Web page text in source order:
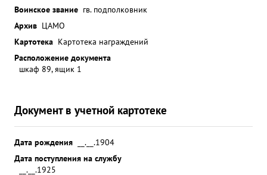
Воинское звание гв. подполковник
Архив ЦАМО
Картотека Картотека награждений
Расположение документа
шкаф 89, ящик 1
Документ в учетной картотеке
Дата рождения
__.__.1904
Дата поступления на службу
__.__.1925